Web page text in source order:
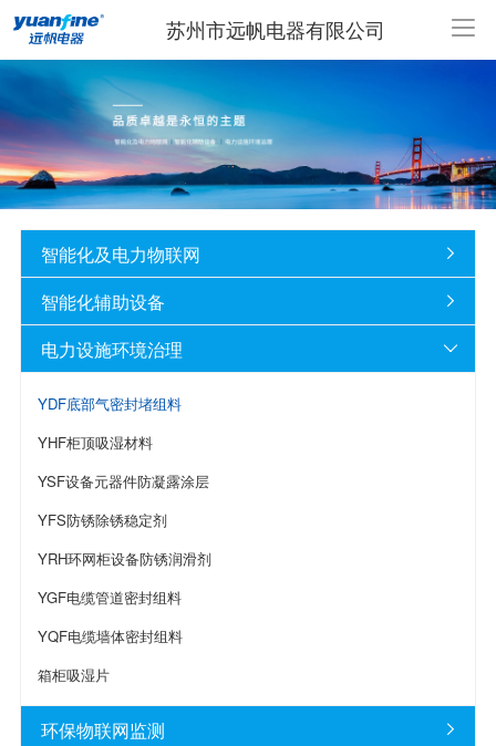
苏州市远帆电器有限公司
智能化及电力物联网 
智能化辅助设备 
电力设施环境治理 
YDF底部气密封堵组料
YHF柜顶吸湿材料
YSF设备元器件防凝露涂层
YFS防锈除锈稳定剂
YRH环网柜设备防锈润滑剂
YGF电缆管道密封组料
YQF电缆墙体密封组料
箱柜吸湿片
环保物联网监测 